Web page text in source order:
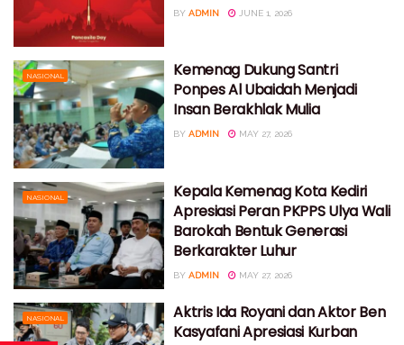
BY ADMIN JUNE 1, 2026
NASIONAL
Kemenag Dukung Santri
Ponpes Al Ubaidah Menjadi
Insan Berakhlak Mulia
BY ADMIN MAY 27, 2026
NASIONAL
Kepala Kemenag Kota Kediri
Apresiasi Peran PKPPS Ulya Wali
Barokah Bentuk Generasi
Berkarakter Luhur
BY ADMIN MAY 27, 2026
NASIONAL
Aktris Ida Royani dan Aktor Ben
Kasyafani Apresiasi Kurban